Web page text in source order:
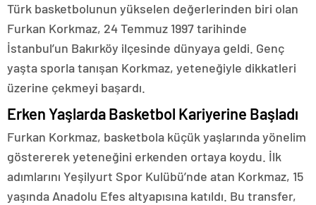
Türk basketbolunun yükselen değerlerinden biri olan
Furkan Korkmaz, 24 Temmuz 1997 tarihinde
İstanbul’un Bakırköy ilçesinde dünyaya geldi. Genç
yaşta sporla tanışan Korkmaz, yeteneğiyle dikkatleri
üzerine çekmeyi başardı.
Erken Yaşlarda Basketbol Kariyerine Başladı
Furkan Korkmaz, basketbola küçük yaşlarında yönelim
göstererek yeteneğini erkenden ortaya koydu. İlk
adımlarını Yeşilyurt Spor Kulübü’nde atan Korkmaz, 15
yaşında Anadolu Efes altyapısına katıldı. Bu transfer,